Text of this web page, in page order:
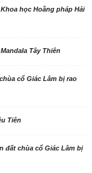
học Hoằng pháp Hải
Tây Thiên
cổ Giác Lâm bị rao
Tiên
đất chùa cổ Giác Lâm bị